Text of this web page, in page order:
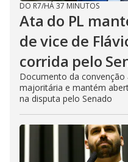
DO R7/HÁ 37 MINUTOS
Ata do PL
de vice de
corrida pelo
Documento da
majoritária e mantém
na disputa pelo Senado